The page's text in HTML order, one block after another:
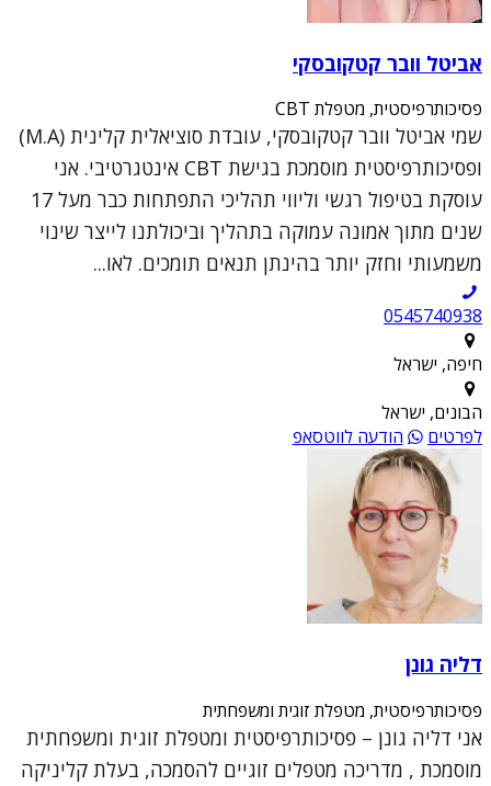
אביטל וובר קטקובסקי
פסיכותרפיסטית, מטפלת CBT
שמי אביטל וובר קטקובסקי, עובדת סוציאלית קלינית (M.A)
ופסיכותרפיסטית מוסמכת בגישת CBT אינטגרטיבי. אני
עוסקת בטיפול רגשי וליווי תהליכי התפתחות כבר מעל 17
שנים מתוך אמונה עמוקה בתהליך וביכולתנו לייצר שינוי
משמעותי וחזק יותר בהינתן תנאים תומכים. לאו...
0545740938
חיפה, ישראל
הבונים, ישראל
לפרטים
הודעה לווטסאפ
דליה גונן
פסיכותרפיסטית, מטפלת זוגית ומשפחתית
אני דליה גונן – פסיכותרפיסטית ומטפלת זוגית ומשפחתית
מוסמכת , מדריכה מטפלים זוגיים להסמכה, בעלת קליניקה